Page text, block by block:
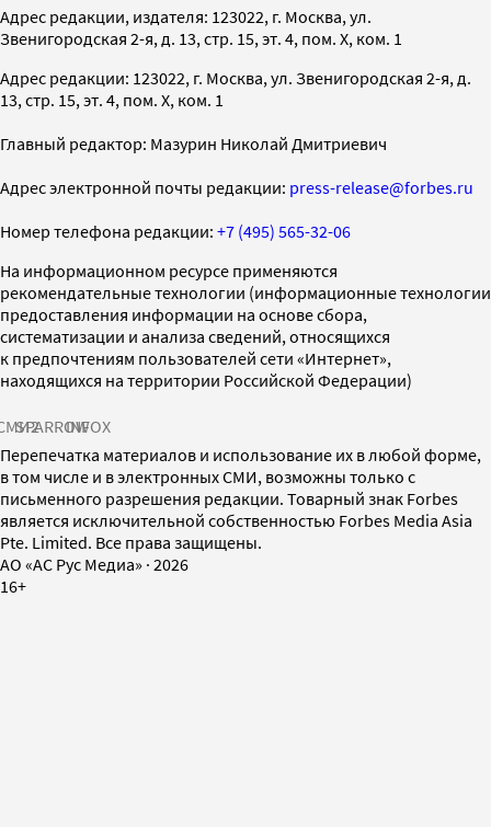
Адрес редакции, издателя: 123022, г. Москва, ул.
Звенигородская 2-я, д. 13, стр. 15, эт. 4, пом. X, ком. 1
Адрес редакции: 123022, г. Москва, ул. Звенигородская 2-я, д.
13, стр. 15, эт. 4, пом. X, ком. 1
Главный редактор: Мазурин Николай Дмитриевич
Адрес электронной почты редакции: press-release@forbes.ru
Номер телефона редакции: +7 (495) 565-32-06
На информационном ресурсе применяются
рекомендательные технологии (информационные технологии
предоставления информации на основе сбора,
систематизации и анализа сведений, относящихся
к предпочтениям пользователей сети «Интернет»,
находящихся на территории Российской Федерации)
SPARROWINFOX
Перепечатка материалов и использование их в любой форме,
в том числе и в электронных СМИ, возможны только с
письменного разрешения редакции. Товарный знак Forbes
является исключительной собственностью Forbes Media Asia
Pte. Limited. Все права защищены.
AO «АС Рус Медиа» · 2026
16+